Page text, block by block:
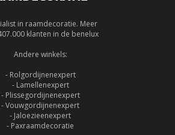
in raamdecoratie. Meer
klanten in de benelux
Andere winkels:
- Rolgordijnenexpert
- Lamellenexpert
- Plissegordijnenexpert
- Vouwgordijnenexpert
- Jaloezieenexpert
- Paxraamdecoratie